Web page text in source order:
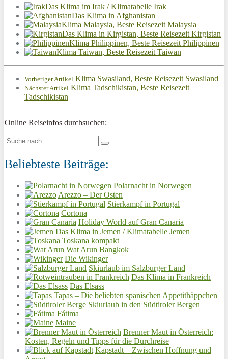
Das Klima im Irak / Klimatabelle Irak
Das Klima in Afghanistan
Klima Malaysia, Beste Reisezeit Malaysia
Das Klima in Kirgistan, Beste Reisezeit Kirgistan
Klima Philippinen, Beste Reisezeit Philippinen
Klima Taiwan, Beste Reisezeit Taiwan
Vorheriger Artikel Klima Swasiland, Beste Reisezeit Swasiland
Nächster Artikel Klima Tadschikistan, Beste Reisezeit
Tadschikistan
Online Reiseinfos durchsuchen:
Beliebteste Beiträge:
Polarnacht in Norwegen
Arezzo – Der Osten
Stierkampf in Portugal
Cortona
Holiday World auf Gran Canaria
Das Klima in Jemen / Klimatabelle Jemen
Toskana kompakt
Wat Arun Bangkok
Die Wikinger
Skiurlaub im Salzburger Land
Das Klima in Frankreich
Das Elsass
Tapas – Die beliebten spanischen Appetithäppchen
Skiurlaub in den Südtiroler Bergen
Fátima
Maine
Brenner Maut in Österreich:
Kosten, Regeln und Tipps für die Durchreise
Kapstadt – Zwischen Hoffnung und